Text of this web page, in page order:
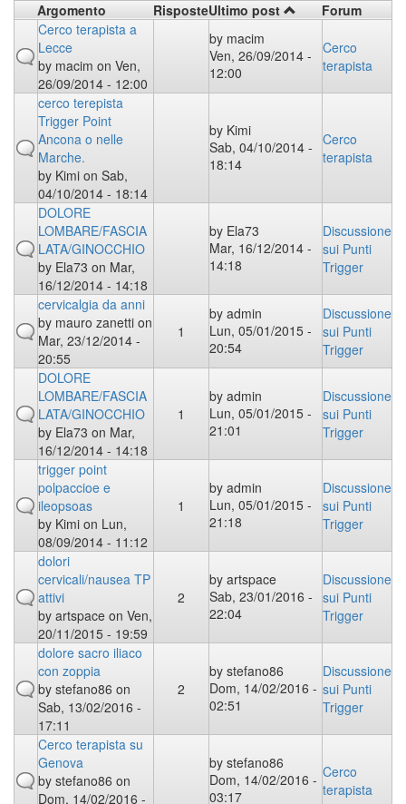
Argomento
RisposteUltimo post
Forum
Cerco terapista a
Lecce
by macim on Ven,
26/09/2014 - 12:00
by macim
Ven, 26/09/2014 -
12:00
Cerco
terapista
cerco terepista
Trigger Point
Ancona o nelle
Marche.
by Kimi on Sab,
04/10/2014 - 18:14
by Kimi
Sab, 04/10/2014 -
18:14
Cerco
terapista
DOLORE
LOMBARE/FASCIA
LATA/GINOCCHIO
by Ela73 on Mar,
16/12/2014 - 14:18
by Ela73
Mar, 16/12/2014 -
14:18
Discussione
sui Punti
Trigger
cervicalgia da anni
by mauro zanetti on
Mar, 23/12/2014 -
20:55
1
by admin
Lun, 05/01/2015 -
20:54
Discussione
sui Punti
Trigger
DOLORE
LOMBARE/FASCIA
LATA/GINOCCHIO
by Ela73 on Mar,
16/12/2014 - 14:18
1
by admin
Lun, 05/01/2015 -
21:01
Discussione
sui Punti
Trigger
trigger point
polpaccioe e
ileopsoas
by Kimi on Lun,
08/09/2014 - 11:12
1
by admin
Lun, 05/01/2015 -
21:18
Discussione
sui Punti
Trigger
dolori
cervicali/nausea TP
attivi
by artspace on Ven,
20/11/2015 - 19:59
2
by artspace
Sab, 23/01/2016 -
22:04
Discussione
sui Punti
Trigger
dolore sacro iliaco
con zoppia
by stefano86 on
Sab, 13/02/2016 -
17:11
2
by stefano86
Dom, 14/02/2016 -
02:51
Discussione
sui Punti
Trigger
Cerco terapista su
Genova
by stefano86 on
Dom, 14/02/2016 -
by stefano86
Dom, 14/02/2016 -
03:17
Cerco
terapista